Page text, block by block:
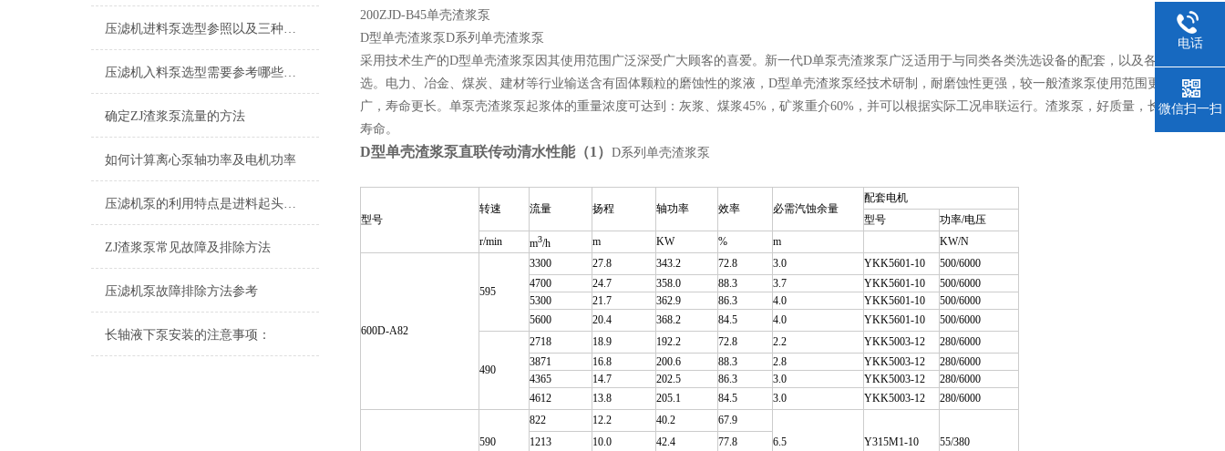
压滤机进料泵选型参照以及三种方法介绍
压滤机入料泵选型需要参考哪些参数
确定ZJ渣浆泵流量的方法
如何计算离心泵轴功率及电机功率
压滤机泵的利用特点是进料起头时的流量大扬程低，到后期是小流量高扬程
ZJ渣浆泵常见故障及排除方法
压滤机泵故障排除方法参考
长轴液下泵安装的注意事项：
200ZJD-B45单壳渣浆泵
D型单壳渣浆泵D系列单壳渣浆泵
采用技术生产的D型单壳渣浆泵因其使用范围广泛深受广大顾客的喜爱。新一代D单泵壳渣浆泵广泛适用于与同类各类洗选设备的配套，以及各洗
选。电力、冶金、煤炭、建材等行业输送含有固体颗粒的磨蚀性的浆液，D型单壳渣浆泵经技术研制，耐磨蚀性更强，较一般渣浆泵使用范围更
广，寿命更长。单泵壳渣浆泵起浆体的重量浓度可达到：灰浆、煤浆45%，矿浆重介60%，并可以根据实际工况串联运行。渣浆泵，好质量，长
寿命。
D型单壳渣浆泵直联传动清水性能（1） D系列单壳渣浆泵
型号
转速 流量 扬程 轴功率 效率 必需汽蚀余量
配套电机
型号
功率/电压
r/min
m3/h m KW % m KW/N
600D-A82
595
3300 27.8 343.2 72.8 3.0 YKK5601-10
500/6000
4700
24.7 358.0 88.3 3.7 YKK5601-10
500/6000
5300
21.7 362.9 86.3 4.0 YKK5601-10
500/6000
5600
20.4 368.2 84.5 4.0 YKK5601-10 500/6000
490
2718 18.9 192.2 72.8 2.2 YKK5003-12
280/6000
3871
16.8 200.6 88.3 2.8 YKK5003-12
280/6000
4365
14.7 202.5 86.3 3.0 YKK5003-12
280/6000
4612
13.8 205.1 84.5 3.0 YKK5003-12 280/6000
590
822 12.2 40.2
67.9
6.5
Y315M1-10 55/380
1213 10.0 42.4
77.8
电话
微信扫一扫